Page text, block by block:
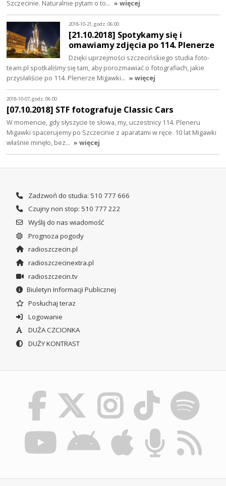
Szczecinie. Naturalnie pytam o to… » więcej
2018-10-21, godz. 06:00
[21.10.2018] Spotykamy się i
omawiamy zdjęcia po 114. Plenerze
Dzięki uprzejmości szczecińskiego studia foto-
team.pl spotkaliśmy się tam, aby porozmawiać o fotografiach, jakie
przysłaliście po 114. Plenerze Migawki… » więcej
2018-10-07, godz. 06:00
[07.10.2018] STF fotografuje Classic Cars
W momencie, gdy słyszycie te słowa, my, uczestnicy 114. Pleneru
Migawki spacerujemy po Szczecinie z aparatami w ręce. 10 lat Migawki
właśnie minęło, bez… » więcej
Zadzwoń do studia: 510 777 666
Czujny non stop: 510 777 222
Wyślij do nas wiadomość
Prognoza pogody
radioszczecin.pl
radioszczecinextra.pl
radioszczecin.tv
Biuletyn Informacji Publicznej
Posłuchaj teraz
Logowanie
DUŻA CZCIONKA
DUŻY KONTRAST